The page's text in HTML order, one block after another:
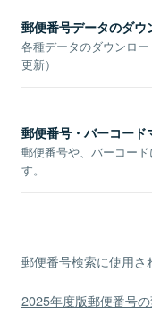
郵便番号データのダウ
各種データのダウンロ
更新）
郵便番号・バーコード
郵便番号や、バーコー
す。
郵便番号検索に使用さ
2025年度版郵便番号